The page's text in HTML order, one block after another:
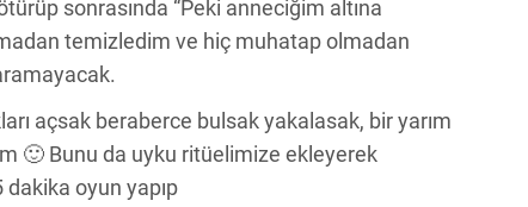
sonrasında “Peki anneciğim altına
temizledim ve hiç muhatap olmadan
açsak beraberce bulsak yakalasak, bir yarım
🙂 Bunu da uyku ritüelimize ekleyerek
oyun yapıp